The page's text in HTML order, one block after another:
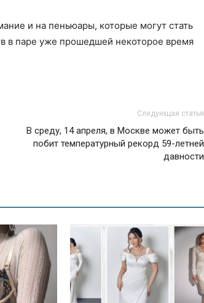
и на пеньюары, которые могут стать
в паре уже прошедшей некоторое время
Следующая статья
В среду, 14 апреля, в Москве может быть
побит температурный рекорд 59-летней
давности